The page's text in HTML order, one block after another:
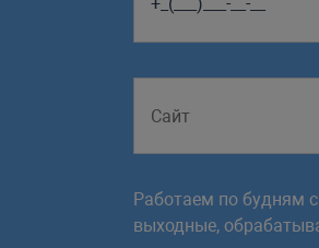
Работаем по будням
выходные,